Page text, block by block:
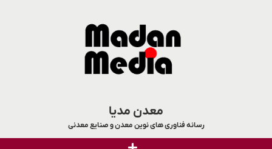
معدن مدیا
رسانه فناوری های نوین معدن و صنایع معدنی